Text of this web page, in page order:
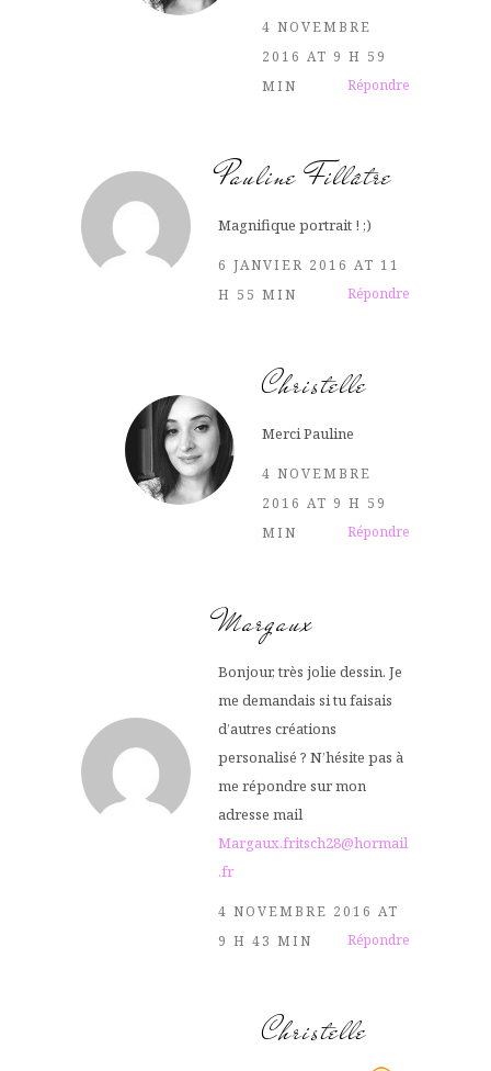
4 NOVEMBRE
2016 AT 9 H 59
MIN
Répondre
Pauline Fillâtre
Magnifique portrait ! ;)
6 JANVIER 2016 AT 11
H 55 MIN
Répondre
Christelle
Merci Pauline
4 NOVEMBRE
2016 AT 9 H 59
MIN
Répondre
Margaux
Bonjour, très jolie dessin. Je
me demandais si tu faisais
d’autres créations
personalisé ? N’hésite pas à
me répondre sur mon
adresse mail
Margaux.fritsch28@hormail
.fr
4 NOVEMBRE 2016 AT
9 H 43 MIN
Répondre
Christelle